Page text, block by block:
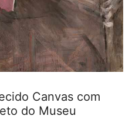
Canvas com
do Museu